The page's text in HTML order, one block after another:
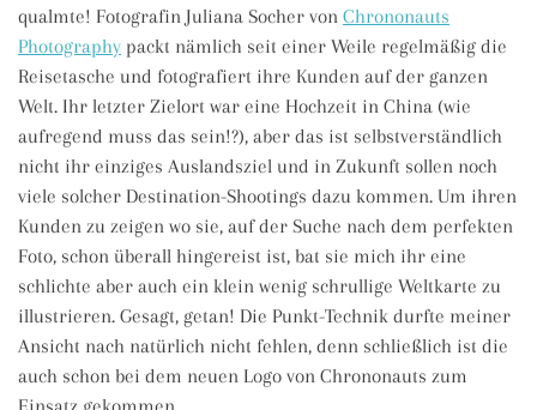
qualmte! Fotografin Juliana Socher von Chrononauts
Photography packt nämlich seit einer Weile regelmäßig die
Reisetasche und fotografiert ihre Kunden auf der ganzen
Welt. Ihr letzter Zielort war eine Hochzeit in China (wie
aufregend muss das sein!?), aber das ist selbstverständlich
nicht ihr einziges Auslandsziel und in Zukunft sollen noch
viele solcher Destination-Shootings dazu kommen. Um ihren
Kunden zu zeigen wo sie, auf der Suche nach dem perfekten
Foto, schon überall hingereist ist, bat sie mich ihr eine
schlichte aber auch ein klein wenig schrullige Weltkarte zu
illustrieren. Gesagt, getan! Die Punkt-Technik durfte meiner
Ansicht nach natürlich nicht fehlen, denn schließlich ist die
auch schon bei dem neuen Logo von Chrononauts zum